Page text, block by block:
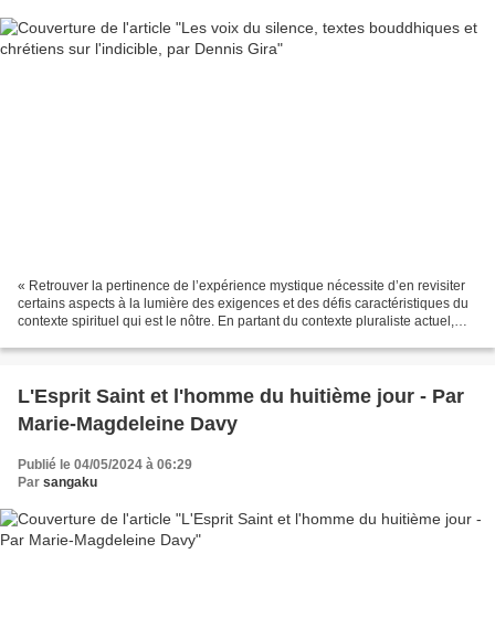
« Retrouver la pertinence de l’expérience mystique nécessite d’en revisiter
certains aspects à la lumière des exigences et des défis caractéristiques du
contexte spirituel qui est le nôtre. En partant du contexte pluraliste actuel,
L'Esprit Saint et l'homme du huitième jour - Par
Marie-Magdeleine Davy
Publié le 04/05/2024 à 06:29
Par sangaku